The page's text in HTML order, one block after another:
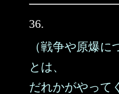
36.
（戦争や原爆に
とは、
だれかがやって